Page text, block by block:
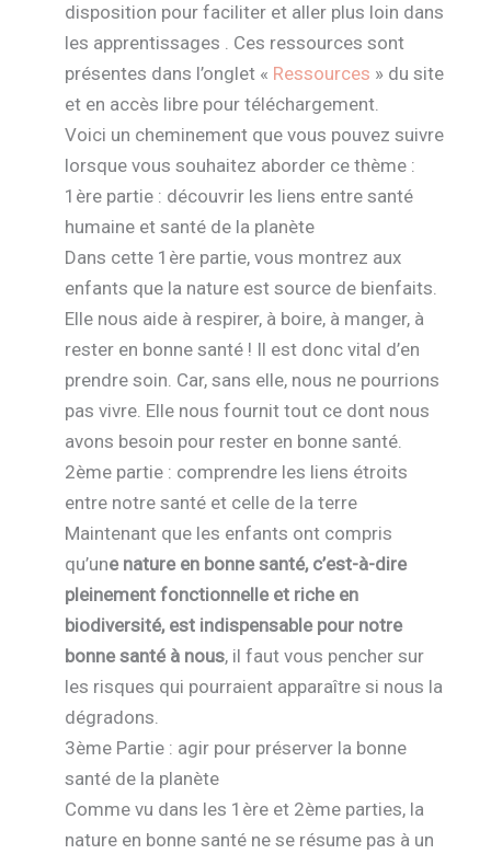
disposition pour faciliter et aller plus loin dans
les apprentissages . Ces ressources sont
présentes dans l’onglet « Ressources » du site
et en accès libre pour téléchargement.
Voici un cheminement que vous pouvez suivre
lorsque vous souhaitez aborder ce thème :
1ère partie : découvrir les liens entre santé
humaine et santé de la planète
Dans cette 1ère partie, vous montrez aux
enfants que la nature est source de bienfaits.
Elle nous aide à respirer, à boire, à manger, à
rester en bonne santé ! Il est donc vital d’en
prendre soin. Car, sans elle, nous ne pourrions
pas vivre. Elle nous fournit tout ce dont nous
avons besoin pour rester en bonne santé.
2ème partie : comprendre les liens étroits
entre notre santé et celle de la terre
Maintenant que les enfants ont compris
qu’une nature en bonne santé, c’est-à-dire
pleinement fonctionnelle et riche en
biodiversité, est indispensable pour notre
bonne santé à nous, il faut vous pencher sur
les risques qui pourraient apparaître si nous la
dégradons.
3ème Partie : agir pour préserver la bonne
santé de la planète
Comme vu dans les 1ère et 2ème parties, la
nature en bonne santé ne se résume pas à un